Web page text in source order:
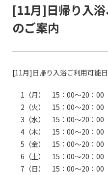
[11月]日帰り入
のご案内
[11月]日帰り入浴ご利用可能
1（月） 15：00～20：00
2（火） 15：00～20：00
3（水） 15：00～20：00
4（木） 15：00～20：00
5（金） 15：00～20：00
6（土） 15：00～20：00
7（日） 15：00～20：00